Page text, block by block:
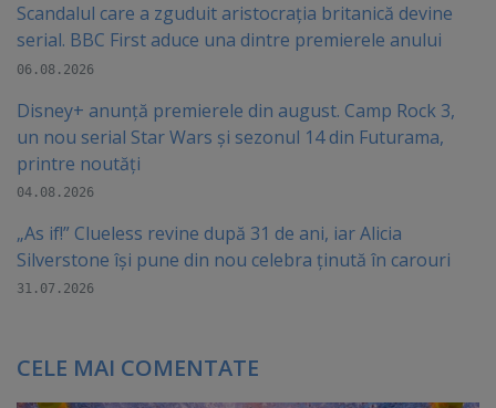
Scandalul care a zguduit aristocrația britanică devine
serial. BBC First aduce una dintre premierele anului
06.08.2026
Disney+ anunță premierele din august. Camp Rock 3,
un nou serial Star Wars și sezonul 14 din Futurama,
printre noutăți
04.08.2026
„As if!” Clueless revine după 31 de ani, iar Alicia
Silverstone își pune din nou celebra ținută în carouri
31.07.2026
CELE MAI COMENTATE